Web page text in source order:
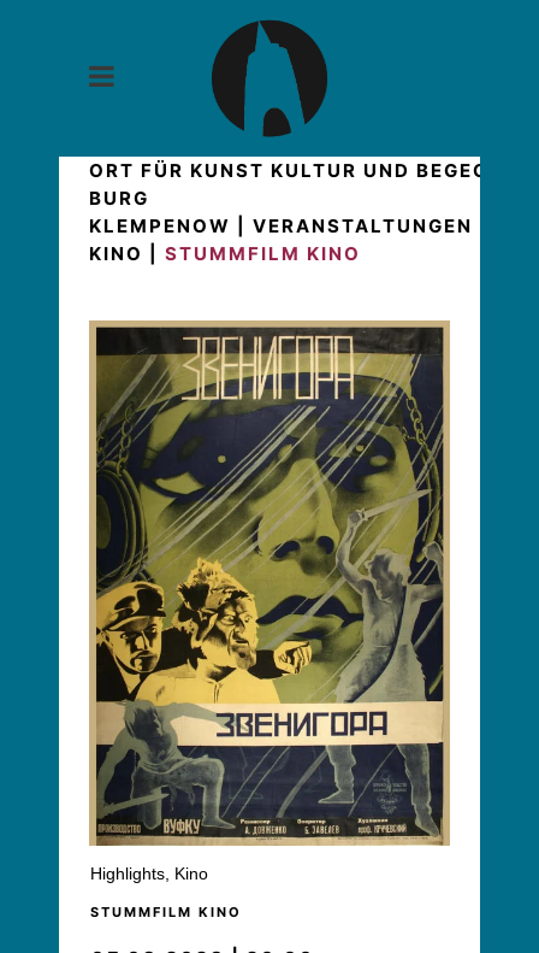
ORT FÜR KUNST KULTUR UND
BURG
KLEMPENOW
VERANSTALTUNGEN
KINO
STUMMFILM KINO
Highlights Kino
STUMMFILM KINO